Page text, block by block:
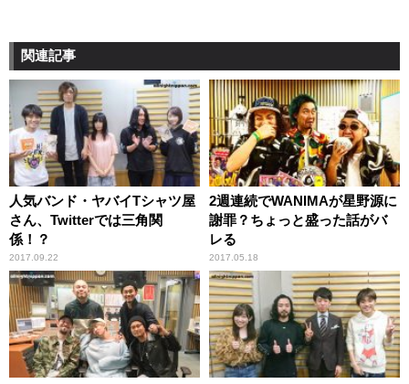
関連記事
人気バンド・ヤバイTシャツ屋
さん、Twitterでは三角関
係！？
2017.09.22
2週連続でWANIMAが星野源に
謝罪？ちょっと盛った話がバ
レる
2017.05.18